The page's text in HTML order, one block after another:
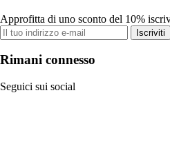
Approfitta di uno sconto del 10%
Iscriviti
Rimani connesso
Seguici sui social